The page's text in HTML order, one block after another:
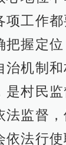
项工作
把握定
治机制
是村民
法监督
依法行